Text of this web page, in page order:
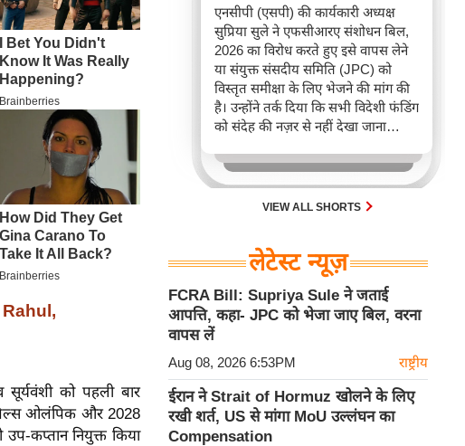
सूर्यवंशी को पहली बार
ओलंपिक और 2028
उप-कप्तान नियुक्त किया
एनसीपी (एसपी) की कार्यकारी अध्यक्ष
सुप्रिया सुले ने एफसीआरए संशोधन बिल,
2026 का विरोध करते हुए इसे वापस लेने
या संयुक्त संसदीय समिति (JPC) को
विस्तृत समीक्षा के लिए भेजने की मांग की
है। उन्होंने तर्क दिया कि सभी विदेशी फंडिंग
को संदेह की नज़र से नहीं देखा जाना
और शिक्षा जैसे परोपकारी कार्यों में भी
होता है। सुले ने लोकतंत्र में व्यापक चर्चा के
महत्व पर जोर दिया है ताकि विदेशी चंदा
VIEW ALL SHORTS
लेटेस्ट न्यूज़
FCRA Bill: Supriya Sule ने जताई
आपत्ति, कहा- JPC को भेजा जाए बिल, वरना
वापस लें
Aug 08, 2026 6:53PM राष्ट्रीय
ईरान ने Strait of Hormuz खोलने के लिए
रखी शर्त, US से मांगा MoU उल्लंघन का
Compensation